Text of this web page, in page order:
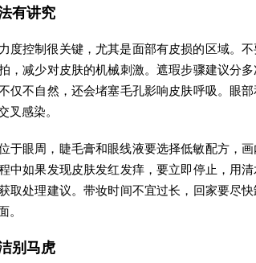
有讲究
度控制很关键，尤其是面部有皮损的区域。
，减少对皮肤的机械刺激。遮瑕步骤建议分
仅不自然，还会堵塞毛孔影响皮肤呼吸。眼
叉感染。
于眼周，睫毛膏和眼线液要选择低敏配方，
中如果发现皮肤发红发痒，要立即停止，用
取处理建议。带妆时间不宜过长，回家要尽
。
别马虎